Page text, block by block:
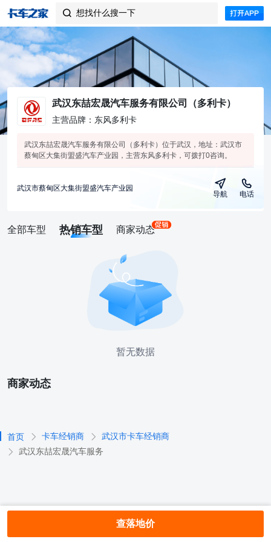
 想找什么搜一下
武汉东喆宏晟汽车服务有限公司（多利卡）
主营品牌：东风多利卡
武汉东喆宏晟汽车服务有限公司（多利卡）位于武汉，地址：武汉市
蔡甸区大集街盟盛汽车产业园，主营东风多利卡，可拨打0咨询。
武汉市蔡甸区大集街盟盛汽车产业园
导航 电话
全部车型 热销车型 商家动态
暂无数据
商家动态
首页 卡车经销商
武汉市卡车经销商
武汉东喆宏晟汽车服务
查落地价